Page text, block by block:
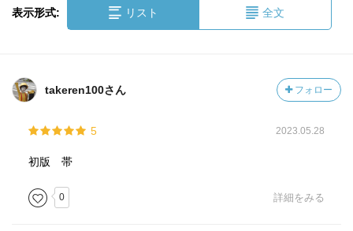
表示形式: リスト 全文
takeren100さん フォロー
5 2023.05.28
初版 帯
0 詳細をみる